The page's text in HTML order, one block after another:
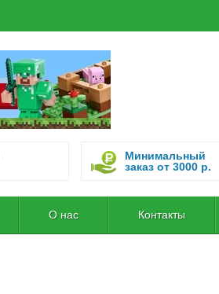
Минимальный
заказ от 3000 р.
О нас Контакты